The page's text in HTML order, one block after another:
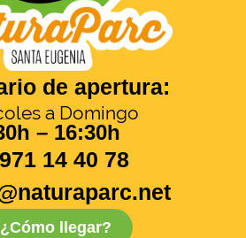
de apertura:
a Domingo
– 16:30h
971 14 40 78
¿Cómo llegar?